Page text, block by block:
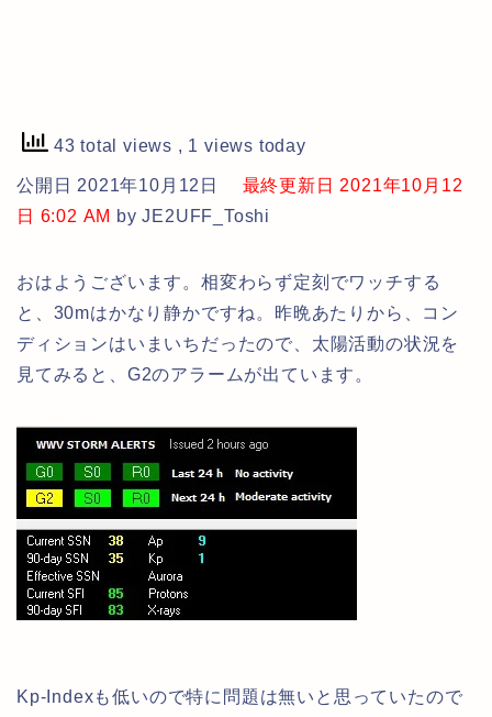
43 total views , 1 views today
公開日 2021年10月12日
最終更新日 2021年10月12
日 6:02 AM by JE2UFF_Toshi
おはようございます。相変わらず定刻でワッチする
と、30mはかなり静かですね。昨晩あたりから、コン
ディションはいまいちだったので、太陽活動の状況を
見てみると、G2のアラームが出ています。
Kp-Indexも低いので特に問題は無いと思っていたので